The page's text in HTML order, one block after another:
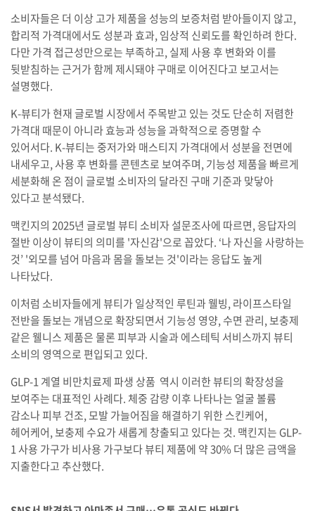
소비자들은 더 이상 고가 제품을 성능의 보증처럼 받아들이지 않고,
합리적 가격대에서도 성분과 효과, 임상적 신뢰도를 확인하려 한다.
다만 가격 접근성만으로는 부족하고, 실제 사용 후 변화와 이를
뒷받침하는 근거가 함께 제시돼야 구매로 이어진다고 보고서는
설명했다.
K-뷰티가 현재 글로벌 시장에서 주목받고 있는 것도 단순히 저렴한
가격대 때문이 아니라 효능과 성능을 과학적으로 증명할 수
있어서다. K-뷰티는 중저가와 매스티지 가격대에서 성분을 전면에
내세우고, 사용 후 변화를 콘텐츠로 보여주며, 기능성 제품을 빠르게
세분화해 온 점이 글로벌 소비자의 달라진 구매 기준과 맞닿아
있다고 분석됐다.
맥킨지의 2025년 글로벌 뷰티 소비자 설문조사에 따르면, 응답자의
절반 이상이 뷰티의 의미를 '자신감'으로 꼽았다. ‘나 자신을 사랑하는
것’ '외모를 넘어 마음과 몸을 돌보는 것'이라는 응답도 높게
나타났다.
이처럼 소비자들에게 뷰티가 일상적인 루틴과 웰빙, 라이프스타일
전반을 돌보는 개념으로 확장되면서 기능성 영양, 수면 관리, 보충제
같은 웰니스 제품은 물론 피부과 시술과 에스테틱 서비스까지 뷰티
소비의 영역으로 편입되고 있다.
GLP-1 계열 비만치료제 파생 상품 역시 이러한 뷰티의 확장성을
보여주는 대표적인 사례다. 체중 감량 이후 나타나는 얼굴 볼륨
감소나 피부 건조, 모발 가늘어짐을 해결하기 위한 스킨케어,
헤어케어, 보충제 수요가 새롭게 창출되고 있다는 것. 맥킨지는 GLP-
1 사용 가구가 비사용 가구보다 뷰티 제품에 약 30% 더 많은 금액을
지출한다고 추산했다.